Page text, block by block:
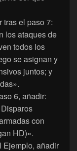
tras el paso 7:
los ataques de
todos los
se asignan y
juntos; y
6, añadir:
con
HD)».
Ejemplo, añadir